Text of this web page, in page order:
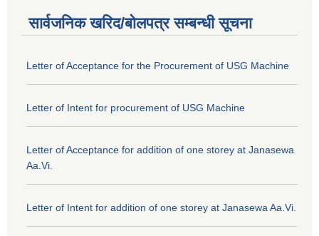
सार्वजनिक खरिद/बोलपत्र सम्बन्धी सूचना
Letter of Acceptance for the Procurement of USG Machine
Letter of Intent for procurement of USG Machine
Letter of Acceptance for addition of one storey at Janasewa
Aa.Vi.
Letter of Intent for addition of one storey at Janasewa Aa.Vi.